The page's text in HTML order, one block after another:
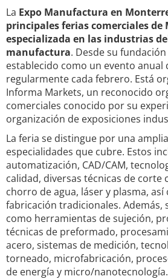
La Expo Manufactura en
principales ferias comerciales de
especializada en las industrias
manufactura. Desde su
establecido como un evento anual
regularmente cada febrero. Está
Informa Markets, un reconocido
comerciales conocido por su
organización de exposiciones
La feria se distingue por una
especialidades que cubre. Estos
automatización, CAD/CAM,
calidad, diversas técnicas de corte
chorro de agua, láser y plasma,
fabricación tradicionales. Además,
como herramientas de sujeción,
técnicas de preformado,
acero, sistemas de medición,
torneado, microfabricación,
de energía y micro/nanotecnología.